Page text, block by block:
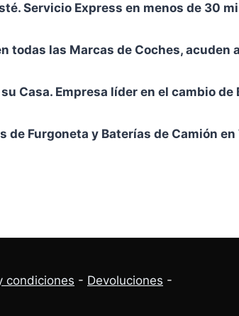
Servicio Express en menos de 30
todas las Marcas de Coches, acuden
Casa. Empresa líder en el cambio
de Furgoneta y Baterías de Camión en
condiciones - Devoluciones -